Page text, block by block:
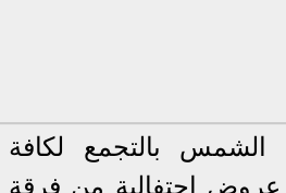
الشمس بالتجمع لكافة
عروض احتفالية من فرقة